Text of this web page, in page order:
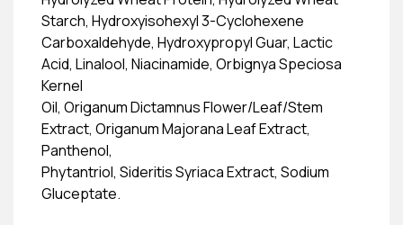
Starch, Hydroxyisohexyl 3-Cyclohexene
Carboxaldehyde, Hydroxypropyl Guar, Lactic
Acid, Linalool, Niacinamide, Orbignya Speciosa
Kernel
Oil, Origanum Dictamnus Flower/Leaf/Stem
Extract, Origanum Majorana Leaf Extract,
Panthenol,
Phytantriol, Sideritis Syriaca Extract, Sodium
Gluceptate.